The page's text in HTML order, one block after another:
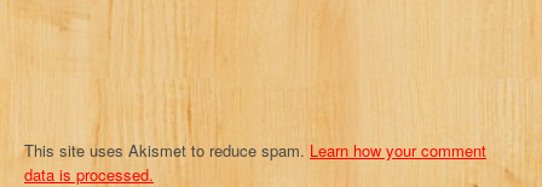
n
This site uses Akismet to reduce spam. Learn how your comment
data is processed.